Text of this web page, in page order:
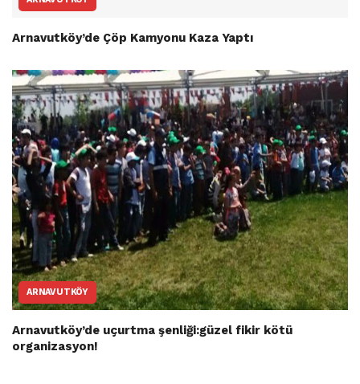
Arnavutköy’de Çöp Kamyonu Kaza Yaptı
ARNAVUTKÖY
Arnavutköy’de uçurtma şenliği:güzel fikir kötü
organizasyon!